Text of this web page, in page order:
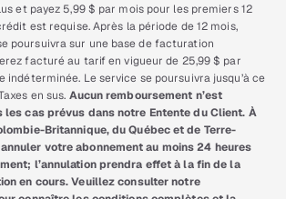
et payez 5,99 $ par mois pour les premiers 12
est requise. Après la période de 12 mois,
poursuivra sur une base de facturation
facturé au tarif en vigueur de 25,99 $ par
indéterminée. Le service se poursuivra jusqu’à ce
en sus. Aucun remboursement n’est
cas prévus dans notre Entente du Client. À
Britannique, du Québec et de Terre-
votre abonnement au moins 24 heures
l’annulation prendra effet à la fin de la
en cours. Veuillez consulter notre